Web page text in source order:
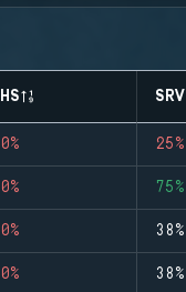
HS SRV
0% 25%
0% 75%
0% 38%
0% 38%